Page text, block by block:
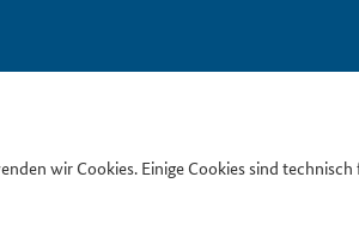
wir Cookies. Einige Cookies sind